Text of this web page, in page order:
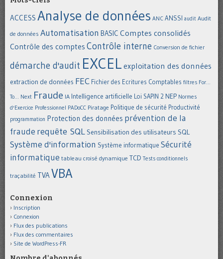
ACCESS Analyse de données ANC ANSSI audit Audit
de données Automatisation BASIC Comptes consolidés
Contrôle des comptes Contrôle interne Conversion de fichier
démarche d'audit EXCEL exploitation des données
extraction de données FEC Fichier des Ecritures Comptables filtres For...
To... Next Fraude IA Intelligence artificielle Loi SAPIN 2 NEP Normes
d'Exercice Professionnel PADoCC Piratage Politique de sécurité Productivité
programmation Protection des données prévention de la
fraude requête SQL Sensibilisation des utilisateurs SQL
Système d'information Système informatique Sécurité
informatique tableau croisé dynamique TCD Tests conditionnels
traçabilité TVAVBA
Connexion
Inscription
Connexion
Flux des publications
Flux des commentaires
Site de WordPress-FR